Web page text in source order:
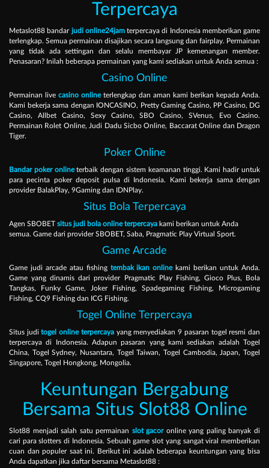
Terpercaya
Metaslot88 bandar judi online24jam terpercaya di Indonesia memberikan game
terlengkap. Semua permainan disajikan secara langsung dan fairplay. Permainan
yang tidak ada settingan dan selalu membayar JP kemenangan member.
Penasaran? Inilah beberapa permainan yang kami sediakan untuk Anda semua :
Casino Online
Permainan live casino online terlengkap dan aman kami berikan kepada Anda.
Kami bekerja sama dengan IONCASINO, Pretty Gaming Casino, PP Casino, DG
Casino, Allbet Casino, Sexy Casino, SBO Casino, SVenus, Evo Casino.
Permainan Rolet Online, Judi Dadu Sicbo Online, Baccarat Online dan Dragon
Tiger.
Poker Online
Bandar poker online terbaik dengan sistem keamanan tinggi. Kami hadir untuk
para pecinta poker deposit pulsa di Indonesia. Kami bekerja sama dengan
provider BalakPlay, 9Gaming dan IDNPlay.
Situs Bola Terpercaya
Agen SBOBET situs judi bola online terpercaya kami berikan untuk Anda
semua. Game dari provider SBOBET, Saba, Pragmatic Play Virtual Sport.
Game Arcade
Game judi arcade atau fishing tembak ikan online kami berikan untuk Anda.
Game yang dinamis dari provider Pragmatic Play Fishing, Gioco Plus, Bola
Tangkas, Funky Game, Joker Fishing, Spadegaming Fishing, Microgaming
Fishing, CQ9 Fishing dan ICG Fishing.
Togel Online Terpercaya
Situs judi togel online terpercaya yang menyediakan 9 pasaran togel resmi dan
terpercaya di Indonesia. Adapun pasaran yang kami sediakan adalah Togel
China, Togel Sydney, Nusantara, Togel Taiwan, Togel Cambodia, Japan, Togel
Singapore, Togel Hongkong, Mongolia.
Keuntungan Bergabung
Bersama Situs Slot88 Online
Slot88 menjadi salah satu permainan slot gacor online yang paling banyak di
cari para slotters di Indonesia. Sebuah game slot yang sangat viral memberikan
cuan dan populer saat ini. Berikut ini adalah beberapa keuntungan yang bisa
Anda dapatkan jika daftar bersama Metaslot88 :